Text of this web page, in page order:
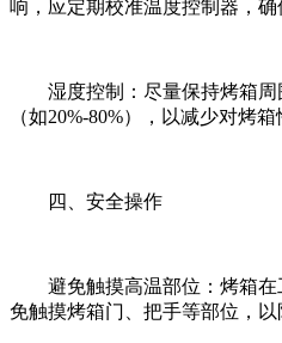
响，应定期校准温度控制器，确
湿度控制：尽量保持烤箱周
（如20%-80%），以减少对烤
四、安全操作
避免触摸高温部位：烤箱在
免触摸烤箱门、把手等部位，以